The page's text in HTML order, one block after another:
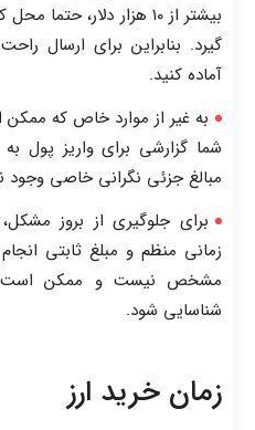
بیشتر از ۱۰ هزار دلار،
گیرد. بنابراین برای ارسال
آماده کنید.
به غیر از موارد خاص که ممکن
شما گزارشی برای واریز پول
مبالغ جزئی نگرانی خاصی وجود
برای جلوگیری از بروز
زمانی منظم و مبلغ ثابتی
مشخص نیست و ممکن است
شناسایی شود.
زمان خرید ارز